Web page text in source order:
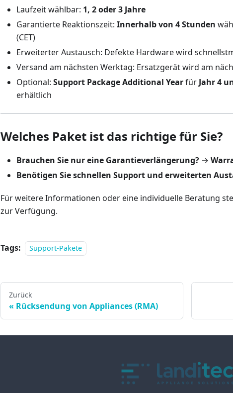
Laufzeit wählbar: 1, 2 oder 3 Jahre
Garantierte Reaktionszeit: Innerhalb von 4 Stunden
(CET)
Erweiterter Austausch: Defekte Hardware wird
Versand am nächsten Werktag: Ersatzgerät wird am
Optional: Support Package Additional Yearfür Jahr 4
erhältlich
Welches Paket ist das richtige für Sie?
Brauchen Sie nur eine Garantieverlängerung? →
Benötigen Sie schnellen Support und erweiterten
Für weitere Informationen oder eine individuelle Beratung
zur Verfügung.
Tags: Support-Pakete
Zurück
Rücksendung von Appliances (RMA)